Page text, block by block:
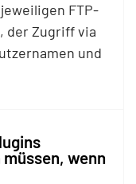
FTP-
der Zugriff via
und
wenn